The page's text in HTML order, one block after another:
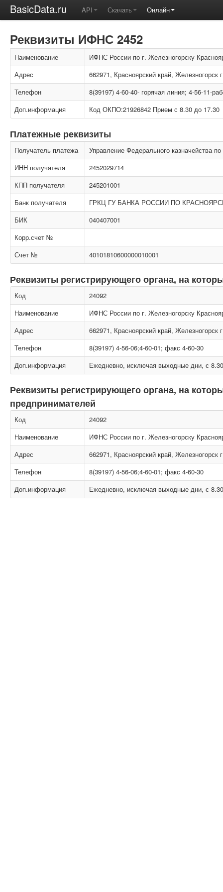
BasicData.ru API Скачать Онлайн
Реквизиты ИФНС 2452
Наименование
ИФНС России по г. Железногорску
Адрес
662971, Красноярский край, Железногорск
Телефон
8(39197) 4-60-40- горячая линия; 4-56-11-
Доп.информация
Код ОКПО:21926842 Прием с 8.30 до 17.30
Платежные реквизиты
Получатель платежа
Управление Федерального казначейства
ИНН получателя
2452029714
КПП получателя
245201001
Банк получателя
ГРКЦ ГУ БАНКА РОССИИ ПО
БИК
040407001
Корр.счет №
Счет №
40101810600000010001
Реквизиты регистрирующего органа, на
Код
24092
Наименование
ИФНС России по г. Железногорску
Адрес
662971, Красноярский край, Железногорск
Телефон
8(39197) 4-56-06;4-60-01; факс 4-60-30
Доп.информация
Ежедневно, исключая выходные дни, с
Реквизиты регистрирующего органа, на
предпринимателей
Код
24092
Наименование
ИФНС России по г. Железногорску
Адрес
662971, Красноярский край, Железногорск
Телефон
8(39197) 4-56-06;4-60-01; факс 4-60-30
Доп.информация
Ежедневно, исключая выходные дни, с